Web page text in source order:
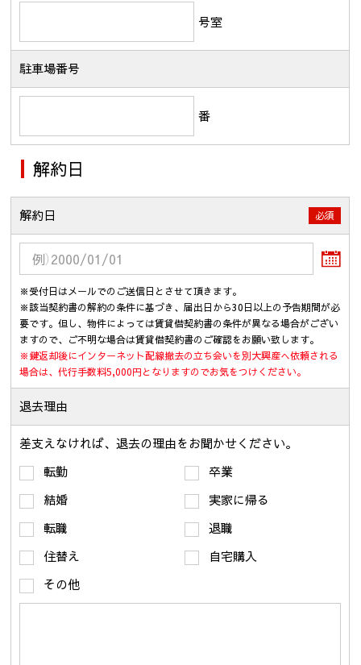
号室
駐車場番号
番
解約日
解約日 必須
※受付日はメールでのご送信日とさせて頂きます。
※該当契約書の解約の条件に基づき、届出日から30日以上の予告期間が必
要です。但し、物件によっては賃貸借契約書の条件が異なる場合がござい
ますので、ご不明な場合は賃貸借契約書のご確認をお願い致します。
※鍵返却後にインターネット配線撤去の立ち会いを別大興産へ依頼される
場合は、代行手数料5,000円となりますのでお気をつけください。
退去理由
差支えなければ、退去の理由をお聞かせください。
転勤
卒業
結婚
実家に帰る
転職
退職
住替え
自宅購入
その他